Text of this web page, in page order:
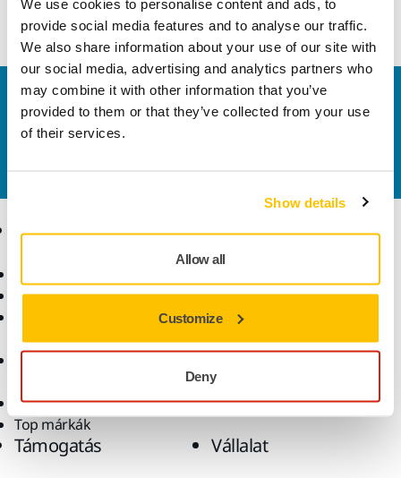
We use cookies to personalise content and ads, to
provide social media features and to analyse our traffic.
We also share information about your use of our site with
our social media, advertising and analytics partners who
may combine it with other information that you’ve
provided to them or that they’ve collected from your use
of their services.
Show details
Allow all
Customize
Deny
Vegye fel velünk a kapcsolatot
Szeretne többet tudni? Kérjük, vegye fel velünk a
Termékek
Pormentes csiszolás
polírpaszták
Kiegészítők és
Szuperkoptató anyagok
Top márkák
Tudásbázis
Alkalmazások
Megoldások
Támogatás Vállalat